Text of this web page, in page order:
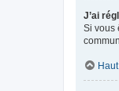
J’ai
Si vous
Haut